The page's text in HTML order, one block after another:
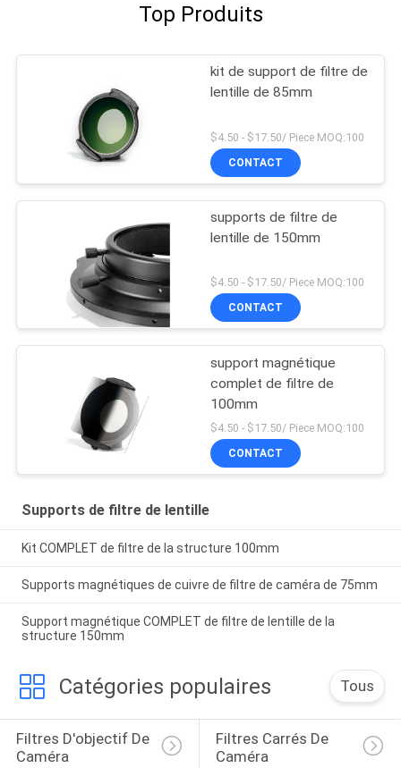
Top Produits
kit de support de filtre de
lentille de 85mm
$4.50 - $17.50/ Piece MOQ:100
CONTACT
supports de filtre de
lentille de 150mm
$4.50 - $17.50/ Piece MOQ:100
CONTACT
support magnétique
complet de filtre de
100mm
$4.50 - $17.50/ Piece MOQ:100
CONTACT
Supports de filtre de lentille
Kit COMPLET de filtre de la structure 100mm
Supports magnétiques de cuivre de filtre de caméra de 75mm
Support magnétique COMPLET de filtre de lentille de la
structure 150mm
Catégories populaires Tous
Filtres D'objectif De
Caméra
Filtres Carrés De
Caméra